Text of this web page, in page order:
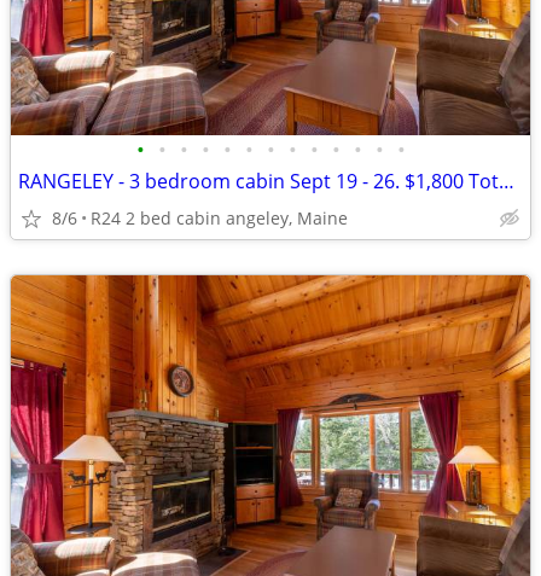
• • • • • • • • • • • • •
RANGELEY - 3 bedroom cabin Sept 19 - 26. $1,800 Total for Week
8/6 R24 2 bed cabin angeley, Maine